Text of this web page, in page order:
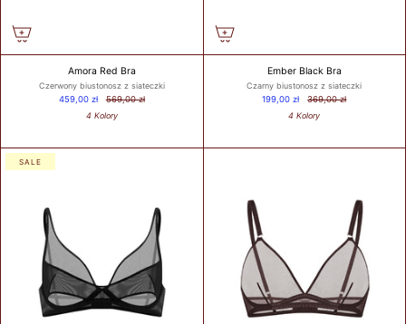
Amora Red Bra
Czerwony biustonosz z siateczki
459,00 zł
569,00 zł
4 Kolory
Ember Black Bra
Czarny biustonosz z siateczki
199,00 zł
369,00 zł
4 Kolory
SALE